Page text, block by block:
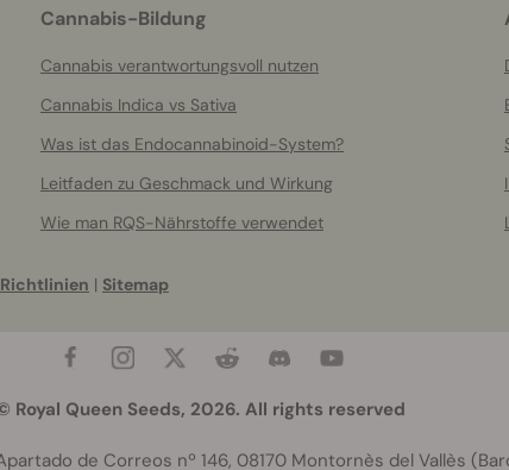
Cannabis-Bildung
Cannabis verantwortungsvoll nutzen
Cannabis Indica vs Sativa
Was ist das Endocannabinoid-System?
Leitfaden zu Geschmack und Wirkung
Wie man RQS-Nährstoffe verwendet
| Sitemap
Royal Queen Seeds, 2026. All rights reserved
de Correos nº 146, 08170 Montornès del Vallès